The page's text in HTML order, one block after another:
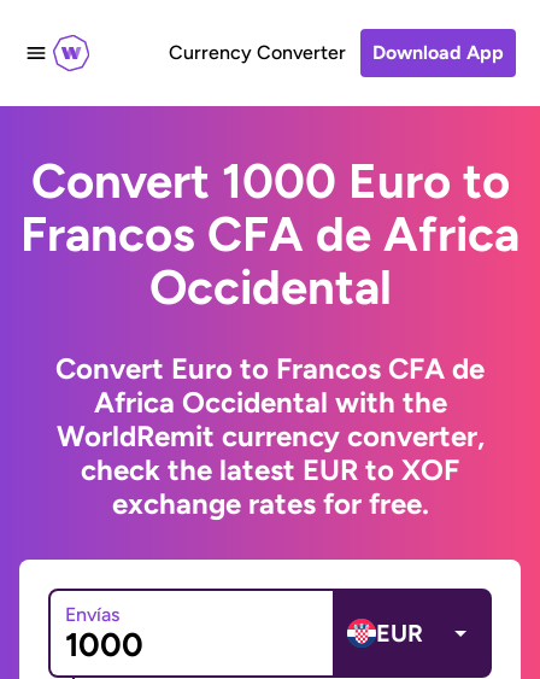
Currency Converter Download App
Convert 1000 Euro to
Francos CFA de Africa
Occidental
Convert Euro to Francos CFA de
Africa Occidental with the
WorldRemit currency converter,
check the latest EUR to XOF
exchange rates for free.
Envías
EUR